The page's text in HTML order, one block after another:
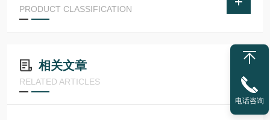
PRODUCT CLASSIFICATION
相关文章
RELATED ARTICLES
电话咨询